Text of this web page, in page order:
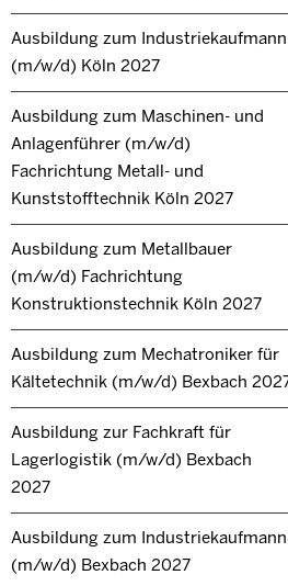
Ausbildung zum Industriekaufmann
(m/w/d) Köln 2027
Ausbildung zum Maschinen- und
Anlagenführer (m/w/d)
Fachrichtung Metall- und
Kunststofftechnik Köln 2027
Ausbildung zum Metallbauer
(m/w/d) Fachrichtung
Konstruktionstechnik Köln 2027
Ausbildung zum Mechatroniker für
Kältetechnik (m/w/d) Bexbach
Ausbildung zur Fachkraft für
Lagerlogistik (m/w/d) Bexbach
2027
Ausbildung zum Industriekaufmann
(m/w/d) Bexbach 2027